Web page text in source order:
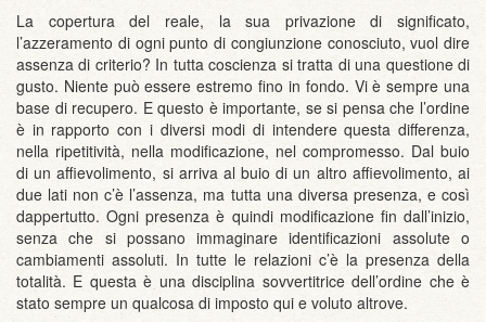
La copertura del reale, la sua privazione di significato,
l’azzeramento di ogni punto di congiunzione conosciuto, vuol dire
assenza di criterio? In tutta coscienza si tratta di una questione di
gusto. Niente può essere estremo fino in fondo. Vi è sempre una
base di recupero. E questo è importante, se si pensa che l’ordine
è in rapporto con i diversi modi di intendere questa differenza,
nella ripetitività, nella modificazione, nel compromesso. Dal buio
di un affievolimento, si arriva al buio di un altro affievolimento, ai
due lati non c’è l’assenza, ma tutta una diversa presenza, e così
dappertutto. Ogni presenza è quindi modificazione fin dall’inizio,
senza che si possano immaginare identificazioni assolute o
cambiamenti assoluti. In tutte le relazioni c’è la presenza della
totalità. E questa è una disciplina sovvertitrice dell’ordine che è
stato sempre un qualcosa di imposto qui e voluto altrove.